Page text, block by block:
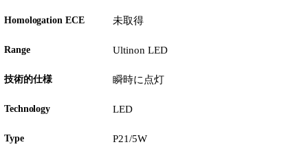
Homologation ECE 未取得
Range Ultinon LED
技術的仕様 瞬時に点灯
Technology LED
Type P21/5W